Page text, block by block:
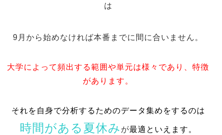
は
9月から始めなければ本番までに間に合いません。
大学によって頻出する範囲や単元は様々であり、特徴
があります。
それを自身で分析するためのデータ集めをするのは
時間がある夏休み が最適といえます。